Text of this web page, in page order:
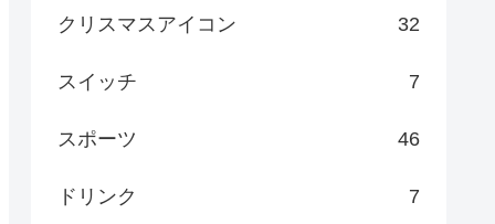
クリスマスアイコン 32
スイッチ 7
スポーツ 46
ドリンク 7